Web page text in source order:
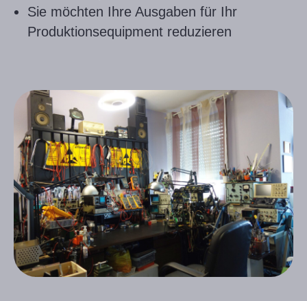
Sie möchten Ihre Ausgaben für Ihr
Produktionsequipment reduzieren